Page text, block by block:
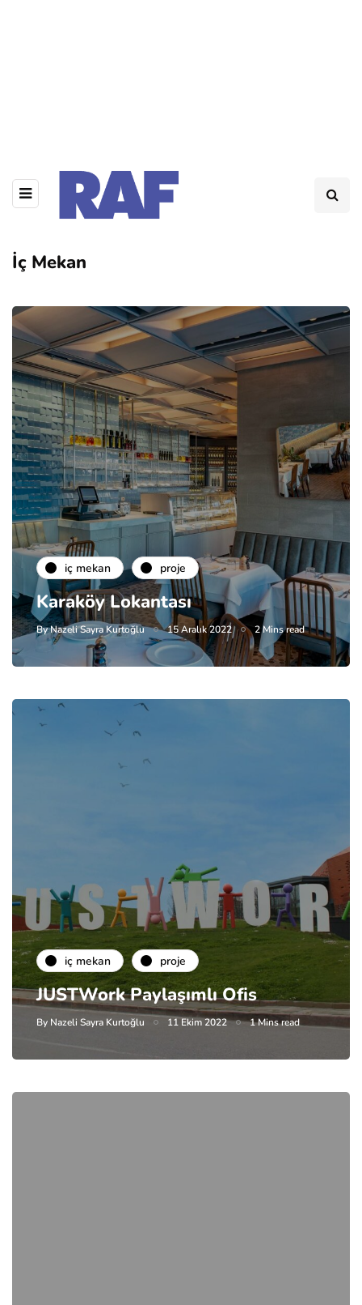
İç Mekan
i̇ç mekan proje
Karaköy Lokantası
ByNazeli Sayra Kurtoğlu 15 Aralık 2022 2 Mins read
i̇ç mekan proje
JUSTWork Paylaşımlı Ofis
By Nazeli Sayra Kurtoğlu 11 Ekim 2022 1 Mins read